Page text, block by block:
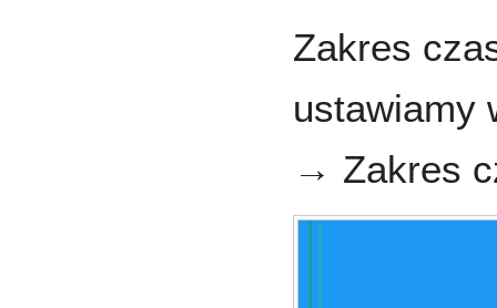
Zakres
ustawiamy
→ Zakres